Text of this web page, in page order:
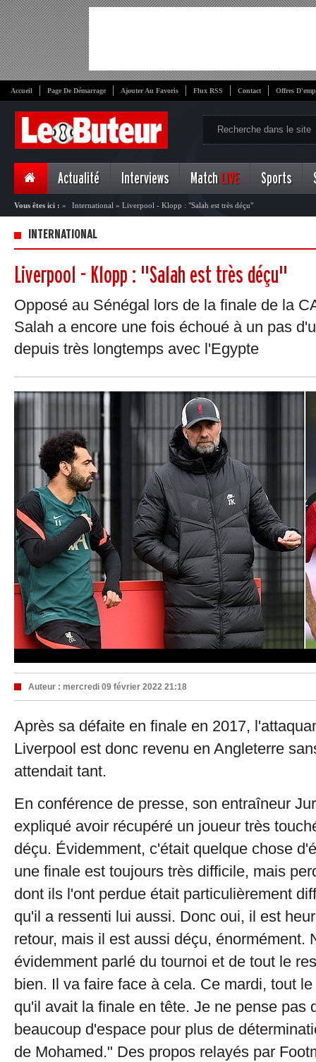
Accueil Page De Démarrage Ajouter Au Favoris Flux RSS Contact Offres
Actualité Interviews Match LIVE Sports
Vous êtes ici : » International » Liverpool - Klopp : "Salah est très déçu"
INTERNATIONAL
Liverpool - Klopp : "Salah est très déçu"
Opposé au Sénégal lors de la finale de la
Salah a encore une fois échoué à un pas
depuis très longtemps avec l'Egypte
Auteur : mercredi 09 février 2022 21:18
Après sa défaite en finale en 2017,
Liverpool est donc revenu en Angleterre
attendait tant.
En conférence de presse, son entraîneur
expliqué avoir récupéré un joueur très
déçu. Évidemment, c'était quelque chose
une finale est toujours très difficile, mais
dont ils l'ont perdue était particulièrement
qu'il a ressenti lui aussi. Donc oui, il est
retour, mais il est aussi déçu, énormément.
évidemment parlé du tournoi et de tout le
bien. Il va faire face à cela. Ce mardi, tout
qu'il avait la finale en tête. Je ne pense pas
beaucoup d'espace pour plus de
de Mohamed." Des propos relayés par